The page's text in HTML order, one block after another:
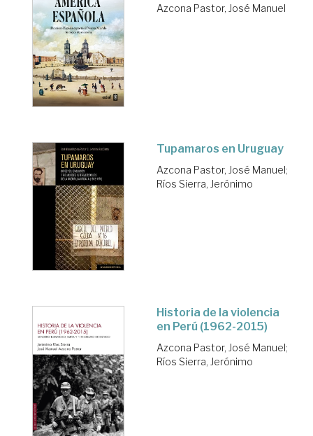
Azcona Pastor, José Manuel
Tupamaros en Uruguay
Azcona Pastor, José Manuel ;
Ríos Sierra, Jerónimo
Historia de la violencia
en Perú (1962-2015)
Azcona Pastor, José Manuel;
Ríos Sierra, Jerónimo